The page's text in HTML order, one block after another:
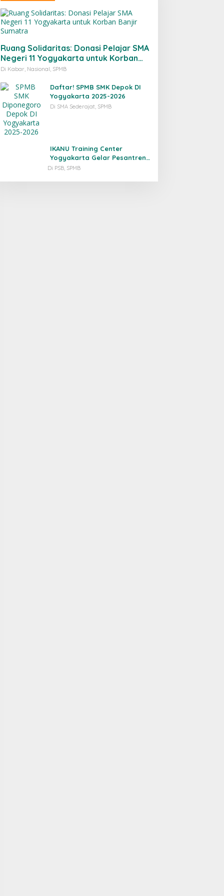
Ruang Solidaritas: Donasi Pelajar SMA
Negeri 11 Yogyakarta untuk Korban
Banjir Sumatra
Di Kabar, Nasional, SPMB
Daftar! SPMB SMK Depok DI
Yogyakarta 2025-2026
Di SMA Sederajat, SPMB
IKANU Training Center
Yogyakarta Gelar Pesantren
Pra-Timur Tengah
Di PSB, SPMB